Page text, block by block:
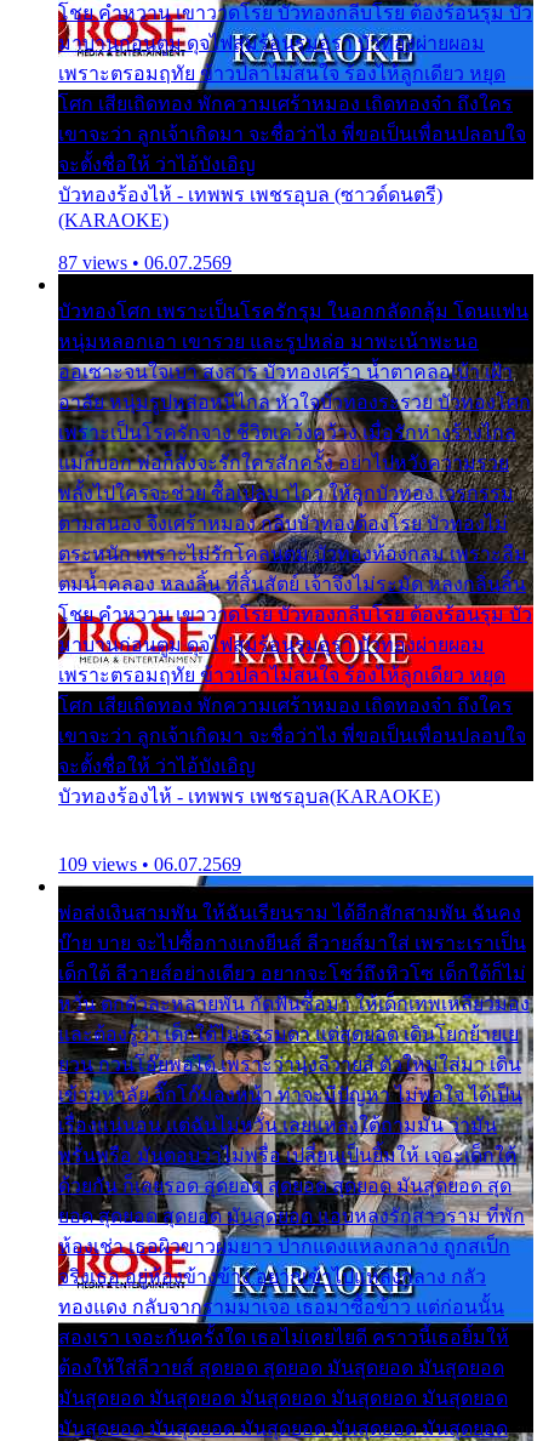
โชย คำหวาน เขาวาดโรย บัวทองกลีบโรย ต้องร้อนรุม บัว
มาบานก่อนตูม ดุจไฟสุมร้อนรุมอุรา บัวทองผ่ายผอม
เพราะตรอมฤทัย ข้าวปลาไม่สนใจ ร้องไห้ลูกเดียว หยุด
โศก เสียเถิดทอง พักความเศร้าหมอง เถิดทองจ๋า ถึงใคร
เขาจะว่า ลูกเจ้าเกิดมา จะชื่อว่าไง พี่ขอเป็นเพื่อนปลอบใจ
จะตั้งชื่อให้ ว่าไอ้บังเอิญ
บัวทองร้องไห้ - เทพพร เพชรอุบล (ซาวด์ดนตรี)
(KARAOKE)
87 views • 06.07.2569
บัวทองโศก เพราะเป็นโรครักรุม ในอกกลัดกลุ้ม โดนแฟน
หนุ่มหลอกเอา เขารวย และรูปหล่อ มาพะเน้าพะนอ
ออเซาะจนใจเบา สงสาร บัวทองเศร้า น้ำตาคลอเบ้า เฝ้า
อาลัย หนุ่มรูปหล่อหนีไกล หัวใจบัวทองระรวย บัวทองโศก
เพราะเป็นโรครักจาง ชีวิตเคว้งคว้าง เมื่อรักห่างร้างไกล
แม่ก็บอก พ่อก็สั่งจะรักใครสักครั้ง อย่าไปหวังความรวย
พลั้งไปใครจะช่วย ซื้อเปลมาไกว ให้ลูกบัวทอง เวรกรรม
ตามสนอง จึงเศร้าหมอง กลีบบัวทองต้องโรย บัวทองไม่
ตระหนัก เพราะไม่รักโคลนตม บัวทองท้องกลม เพราะลืม
ตมน้ำคลอง หลงลิ้น ที่สิ้นสัตย์ เจ้าจึงไม่ระมัด หลงกลิ่นลิ้น
โชย คำหวาน เขาวาดโรย บัวทองกลีบโรย ต้องร้อนรุม บัว
มาบานก่อนตูม ดุจไฟสุมร้อนรุมอุรา บัวทองผ่ายผอม
เพราะตรอมฤทัย ข้าวปลาไม่สนใจ ร้องไห้ลูกเดียว หยุด
โศก เสียเถิดทอง พักความเศร้าหมอง เถิดทองจ๋า ถึงใคร
เขาจะว่า ลูกเจ้าเกิดมา จะชื่อว่าไง พี่ขอเป็นเพื่อนปลอบใจ
จะตั้งชื่อให้ ว่าไอ้บังเอิญ
บัวทองร้องไห้ - เทพพร เพชรอุบล(KARAOKE)
109 views • 06.07.2569
พ่อส่งเงินสามพัน ให้ฉันเรียนราม ได้อีกสักสามพัน ฉันคง
บ๊าย บาย จะไปซื้อกางเกงยีนส์ ลีวายส์มาใส่ เพราะเราเป็น
เด็กใต้ ลีวายส์อย่างเดียว อยากจะโชว์ถึงหิวโซ เด็กใต้ก็ไม่
หวั่น ตกตัวละหลายพัน กัดฟันซื้อมา ให้เด็กเทพเหลียวมอง
และต้องรู้ว่า เด็กใต้ไม่ธรรมดา แต่สุดยอด เดินโยกย้ายเย
ยวน กวนโอ๊ยพอได้ เพราะว่านุ่งลีวายส์ ตัวใหม่ใส่มา เดิน
เข้ามหาลัย จิ๊กโก๊มองหน้า ท่าจะมีปัญหา ไม่พอใจ ได้เป็น
เรื่องแน่นอน แต่ฉันไม่หวั่น เลยแหลงใต้ถามมัน ว่ามัน
พรั่นพรือ มันตอบว่าไม่พรื่อ เปลี่ยนเป็นยิ้มให้ เจอะเด็กใต้
ด้วยกัน ก็เลยรอด สุดยอด สุดยอด สุดยอด มันสุดยอด สุด
ยอด สุดยอด สุดยอด มันสุดยอด แอบหลงรักสาวราม ที่พัก
ห้องเช่า เธอผิวขาวผมยาว ปากแดงแหลงกลาง ถูกสเป็ก
จริงเธอ อยู่ห้องข้างข้าง อยากเข้าไปแหลงกลาง กลัว
ทองแดง กลับจากรามมาเจอ เธอมาซื้อข้าว แต่ก่อนนั้น
สองเรา เจอะกันครั้งใด เธอไม่เคยไยดี คราวนี้เธอยิ้มให้
ต้องให้ใส่ลีวายส์ สุดยอด สุดยอด มันสุดยอด มันสุดยอด
มันสุดยอด มันสุดยอด มันสุดยอด มันสุดยอด มันสุดยอด
มันสุดยอด มันสุดยอด มันสุดยอด มันสุดยอด มันสุดยอด